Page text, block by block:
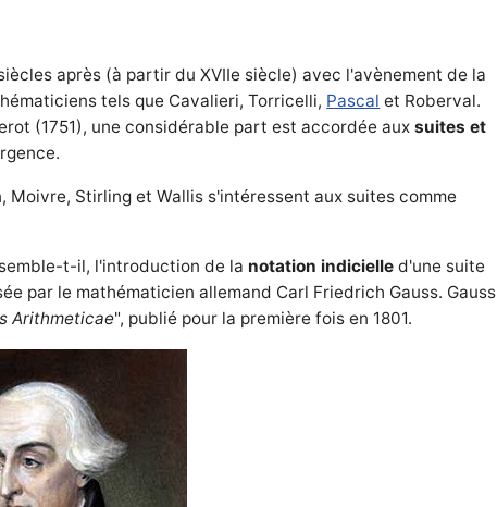
après (à partir du XVIIe siècle) avec l'avènement de la
tels que Cavalieri, Torricelli, Pascal et Roberval.
(1751), une considérable part est accordée auxsuites et
Stirling et Wallis s'intéressent aux suites comme
t-il, l'introduction de la notation indicielle d'une suite
par le mathématicien allemand Carl Friedrich Gauss. Gauss
Arithmeticae", publié pour la première fois en 1801.